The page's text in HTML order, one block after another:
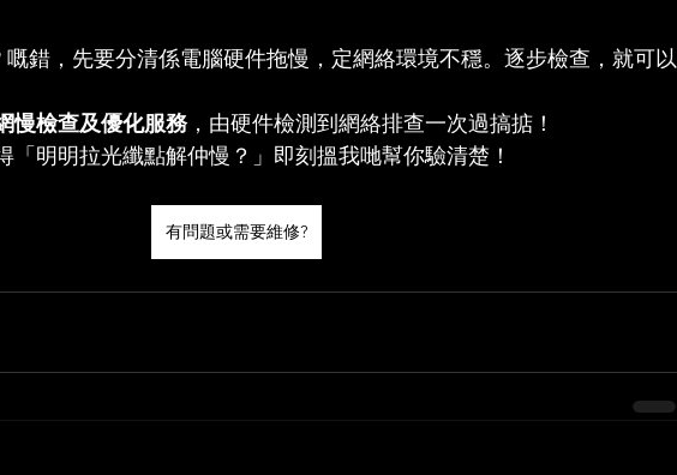
嘅錯，先要分清係電腦硬件拖慢，定網絡環境不穩。逐步檢查，就可以
慢檢查及優化服務，由硬件檢測到網絡排查一次過搞掂！
「明明拉光纖點解仲慢？」即刻搵我哋幫你驗清楚！
有問題或需要維修?